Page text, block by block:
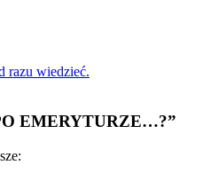
razu wiedzieć.
EMERYTURZE…?”